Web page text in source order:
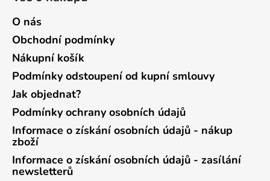
O nás
Obchodní podmínky
Nákupní košík
Podmínky odstoupení od kupní smlouvy
Jak objednat?
Podmínky ochrany osobních údajů
Informace o získání osobních údajů - nákup
zboží
Informace o získání osobních údajů - zasílání
newsletterů